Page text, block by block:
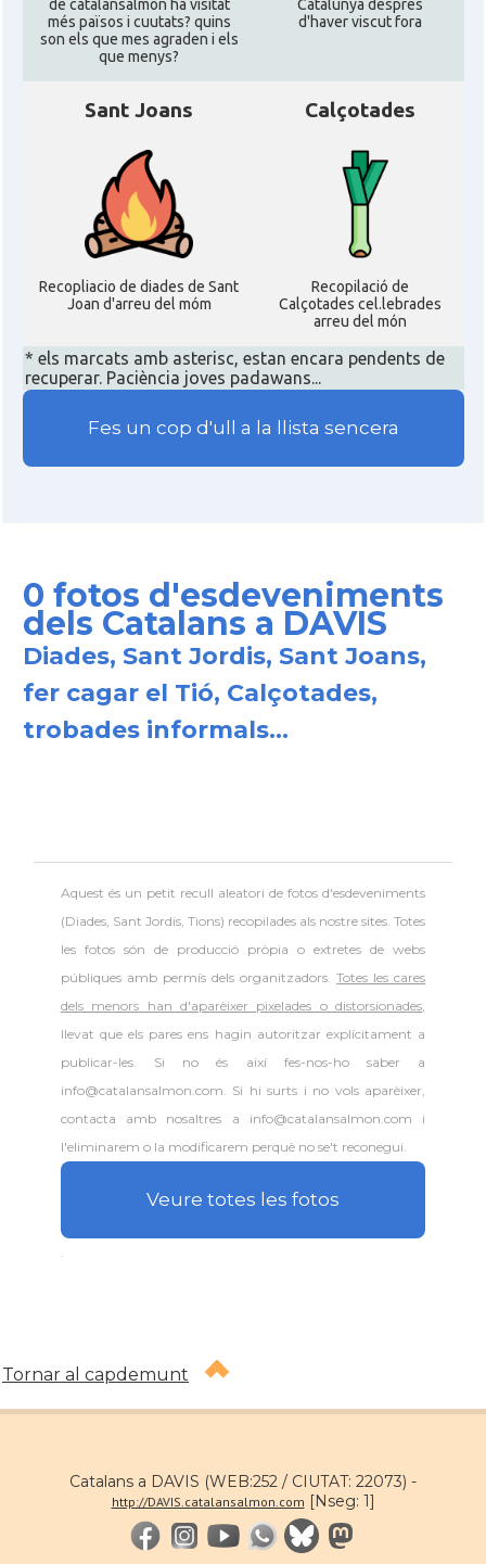
Casal Fundació Paulí Bellet
Casal
North American Catalan Society
(NACS)
Acció ACCIÓ a Austin
Acció Acció a New York
Acció ACCIÓ a Silicon Valley
Acció Acció a Washington DC
Acció ACCIÓ Miami
Delegació
Delegació del Govern als Estats
Units i Canadà (Washington)
Consolat Consolat general a Boston
Consolat Consolat general a Chicago
Consolat Consolat general a New York City
Consolat Consolat general a San Francisco
Consolat Consolat general a Washington
Ambaixada
Ambaixada espanyola a Estats Units
de catalansalmon ha visitat
més països i cuutats? quins
son els que mes agraden i els
que menys?
Catalunya despres
d'haver viscut fora
Sant Joans
Recopliacio de diades de Sant
Joan d'arreu del móm
Calçotades
Recopilació de
Calçotades cel.lebrades
arreu del món
* els marcats amb asterisc, estan encara pendents de
recuperar. Paciència joves padawans...
Fes un cop d'ull a la llista sencera
0 fotos d'esdeveniments
dels Catalans a DAVIS
Diades, Sant Jordis, Sant Joans,
fer cagar el Tió, Calçotades,
trobades informals...
Aquest és un petit recull aleatori defotos d'esdeveniments
(Diades, Sant Jordis, Tions) recopilades als nostre sites. Totes
les fotos són de producció pròpia o extretes de webs
públiques amb permís dels organitzadors.Totes les cares
dels menors han d'aparèixer pixelades o distorsionades,
llevat que els pares ens hagin autoritzar explícitament a
publicar-les. Si no és així fes-nos-ho saber a
info@catalansalmon.com. Si hi surts i no vols aparèixer,
contacta amb nosaltres a info@catalansalmon.com i
l'eliminarem o la modificarem perquè no se't reconegui.
Veure totes les fotos
Tornar al capdemunt
Catalans a DAVIS (WEB:252 / CIUTAT: 22073) -
http://DAVIS.catalansalmon.com [Nseg: 1]